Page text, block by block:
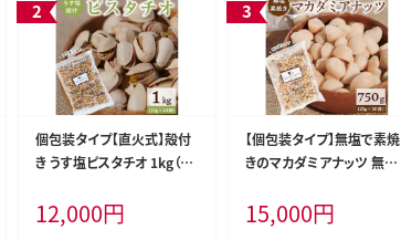
個包装タイプ【直火式】殻付
き うす塩ピスタチオ 1kg（25
袋 ロカボ SUCRENUTS H0
59-148
12,000円
【個包装タイプ】無塩で素焼
きのマカダミアナッツ 無添
装 無塩 ナッツ 小袋 ロカボ
SUCRENUTS H059-149
15,000円